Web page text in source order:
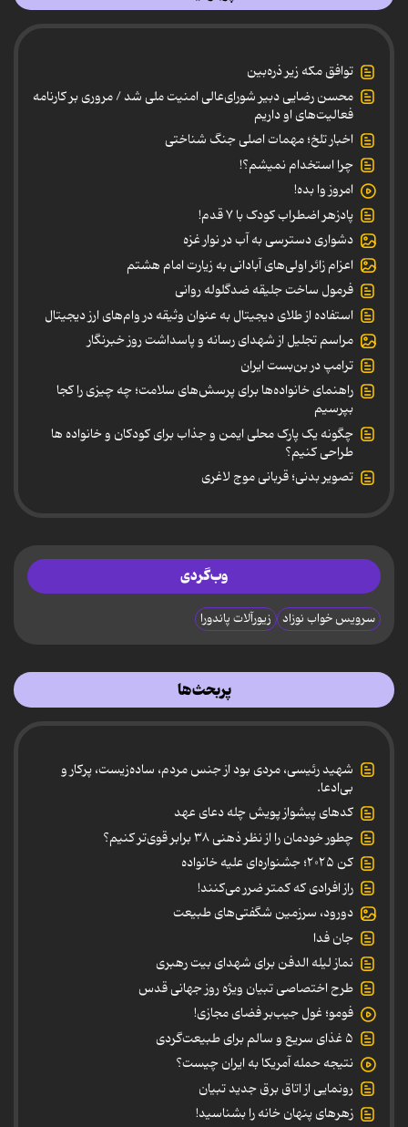
توافق مکه زیر ذره‌بین
محسن رضایی دبیر شورای‌عالی امنیت ملی شد / مروری بر کارنامه
فعالیت‌های او داریم
اخبار تلخ؛ مهمات اصلی جنگ شناختی
چرا استخدام نمیشم؟!
امروز وا بده!
پادزهر اضطراب کودک با ۷ قدم!
دشواری دسترسی به آب در نوار غزه
اعزام زائر اولی‌های آبادانی به زیارت امام هشتم
فرمول ساخت جلیقه ضدگلوله روانی
استفاده از طلای دیجیتال به عنوان وثیقه در وام‌های ارز دیجیتال
مراسم تجلیل از شهدای رسانه و پاسداشت روز خبرنگار
ترامپ در بن‌بست ایران
راهنمای خانواده‌ها برای پرسش‌های سلامت؛ چه چیزی را کجا
بپرسیم
چگونه یک پارک محلی ایمن و جذاب برای کودکان و خانواده ها
طراحی کنیم؟
تصویر بدنی؛ قربانی موج لاغری
وب‌گردی
سرویس خواب نوزاد زیورآلات پاندورا
پربحث‌ها
شهید رئیسی، مردی بود از جنس مردم، ساده‌زیست، پرکار و
بی‌ادعا.
کدهای پیشواز پویش چله دعای عهد
چطور خودمان را از نظر ذهنی ۳۸ برابر قوی‌تر کنیم؟
کن ۲۰۲۵؛ جشنواره‌ای علیه خانواده
راز افرادی که کمتر ضرر می‌کنند!
دورود، سرزمین شگفتی‌های طبیعت
جان فدا
نماز لیله الدفن برای شهدای بیت رهبری
طرح اختصاصی تبیان ویژه روز جهانی قدس
فومو؛ غول جیب‌بر فضای مجازی!
۵ غذای سریع و سالم برای طبیعت‌گردی
نتیجه حمله آمریکا به ایران چیست؟
رونمایی از اتاق برق جدید تبیان
زهرهای پنهان خانه را بشناسید!